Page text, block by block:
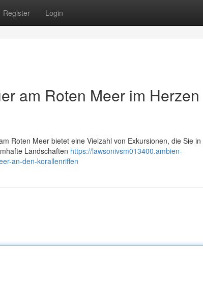
Register Login
am Roten Meer im Herzen
Roten Meer bietet eine Vielzahl von Exkursionen, die Sie in
Landschaften https://lawsonivsm013400.ambien-
an-den-korallenriffen